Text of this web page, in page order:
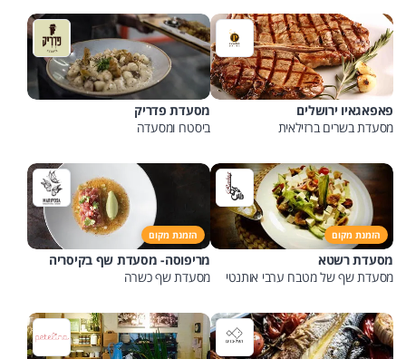
פאפאגאיו ירושלים
מסעדת בשרים ברזילאית
מסעדת פדריק
ביסטרו ומסעדה
הזמנת מקום
מסעדת רשטא
מסעדת שף של מטבח ערבי אותנטי
הזמנת מקום
מריפוסה- מסעדת שף בקיסריה
מסעדת שף כשרה